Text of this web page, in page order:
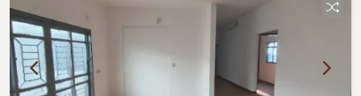
1,20 x 1,20 nas áreas sociais; Quartos com piso
vinílico; Ilha e bancadas em lâmina Taj Mahal;
Revestimentos em pedra travertino; Projeto
luminotécnico completo; Portas internas em
ACM; Esquadrias automatizadas; Fachada